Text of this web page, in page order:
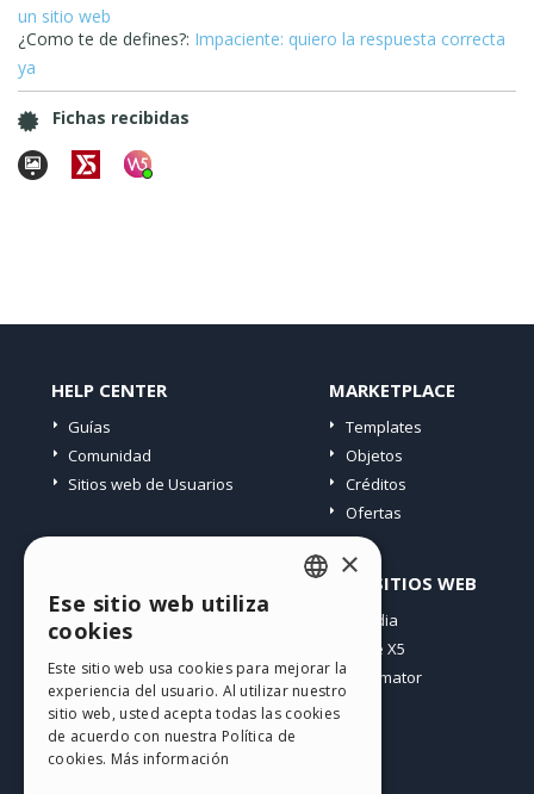
un sitio web
¿Como te de defines?: Impaciente: quiero la respuesta correcta
ya
Fichas recibidas
HELP CENTER
Guías
Comunidad
Sitios web de Usuarios
MARKETPLACE
Templates
Objetos
Créditos
Ofertas
Mis post
Mis download
Espacio Web
Mis Créditos
OTROS SITIOS WEB
Incomedia
WebSite X5
WebAnimator
GERMAN
SPANISH
×
Ese sitio web utiliza
cookies
Este sitio web usa cookies para mejorar la
experiencia del usuario. Al utilizar nuestro
sitio web, usted acepta todas las cookies
de acuerdo con nuestra Política de
cookies. Más información